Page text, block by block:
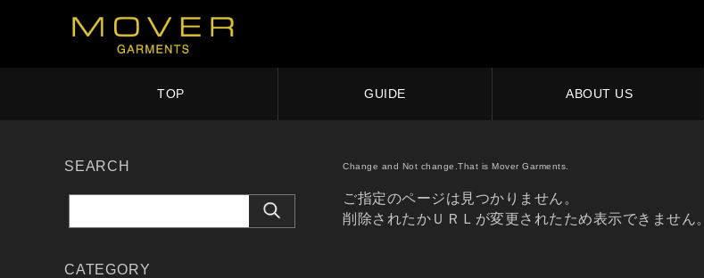
TOP GUIDE ABOUT US
Change and Not change.That is Mover Garments.
ご指定のページは見つかりません。
削除されたかＵＲＬが変更されたため表示できません。
SEARCH
CATEGORY